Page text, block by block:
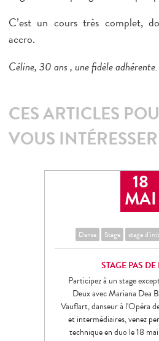
C’est un cours très complet,
accro.
Céline, 30 ans , une fidèle adhérente.
CES ARTICLES
VOUS
18
MAI
Danse Stage stage
STAGE PAS
Participez à un stage
Deux avec Mariana Dea
Vauflart, danseur à l'Opéra
et intermédiaires, venez
technique en duo le 18